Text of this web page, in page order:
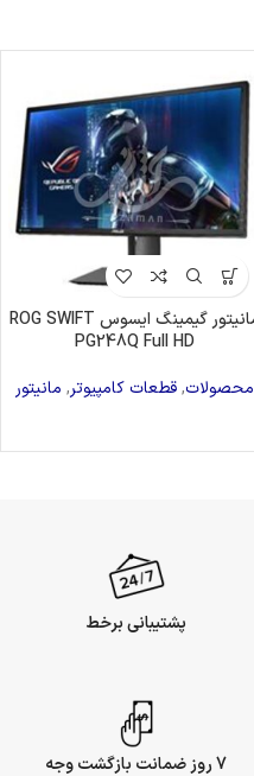
مانیتور گیمینگ ایسوس ROG SWIFT
PG248Q Full HD
محصولات,قطعات کامپیوتر, مانیتور
پشتیبانی برخط
7 روز ضمانت بازگشت وجه